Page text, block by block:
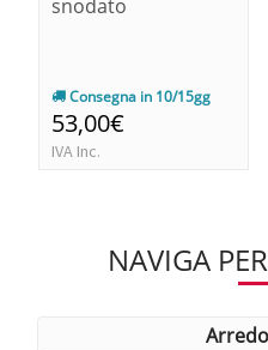
snodato
Consegna in 10/15gg
53,00€
IVA Inc.
NAVIGA